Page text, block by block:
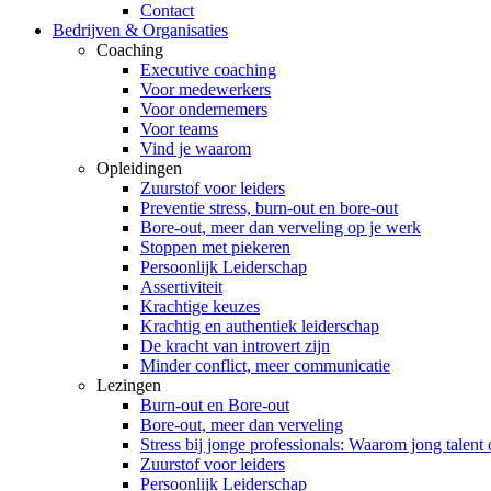
Contact
Bedrijven & Organisaties
Coaching
Executive coaching
Voor medewerkers
Voor ondernemers
Voor teams
Vind je waarom
Opleidingen
Zuurstof voor leiders
Preventie stress, burn-out en bore-out
Bore-out, meer dan verveling op je werk
Stoppen met piekeren
Persoonlijk Leiderschap
Assertiviteit
Krachtige keuzes
Krachtig en authentiek leiderschap
De kracht van introvert zijn
Minder conflict, meer communicatie
Lezingen
Burn-out en Bore-out
Bore-out, meer dan verveling
Stress bij jonge professionals: Waarom jong talent
Zuurstof voor leiders
Persoonlijk Leiderschap